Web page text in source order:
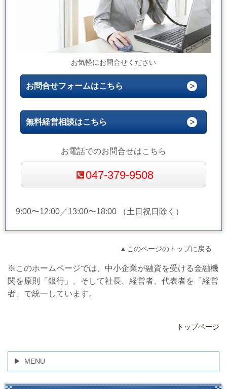
お気軽にお問合せください
お問合せフォームはこちら
無料経営相談はこちら
お電話でのお問合せはこちら
047-379-9508
9:00〜12:00／13:00〜18:00 （土日祝日除く）
▲このページのトップに戻る
※このホームページでは、中小企業が融資を受ける金融機
関を原則「銀行」、そして社長、経営者、代表者を「経営
者」で統一しています。
トップページ
MENU